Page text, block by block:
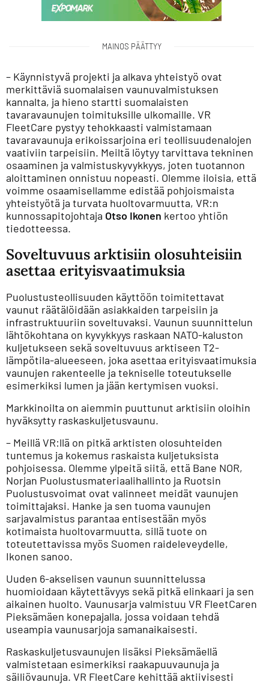
MAINOS PÄÄTTYY
– Käynnistyvä projekti ja alkava yhteistyö ovat
merkittäviä suomalaisen vaunuvalmistuksen
kannalta, ja hieno startti suomalaisten
tavaravaunujen toimituksille ulkomaille. VR
FleetCare pystyy tehokkaasti valmistamaan
tavaravaunuja erikoissarjoina eri teollisuudenalojen
vaativiin tarpeisiin. Meiltä löytyy tarvittava tekninen
osaaminen ja valmistuskyvykkyys, joten tuotannon
aloittaminen onnistuu nopeasti. Olemme iloisia, että
voimme osaamisellamme edistää pohjoismaista
yhteistyötä ja turvata huoltovarmuutta, VR:n
kunnossapitojohtaja Otso Ikonen kertoo yhtiön
tiedotteessa.
Soveltuvuus arktisiin olosuhteisiin
asettaa erityisvaatimuksia
Puolustusteollisuuden käyttöön toimitettavat
vaunut räätälöidään asiakkaiden tarpeisiin ja
infrastruktuuriin soveltuvaksi. Vaunun suunnittelun
lähtökohtana on kyvykkyys raskaan NATO-kaluston
kuljetukseen sekä soveltuvuus arktiseen T2-
lämpötila-alueeseen, joka asettaa erityisvaatimuksia
vaunujen rakenteelle ja tekniselle toteutukselle
esimerkiksi lumen ja jään kertymisen vuoksi.
Markkinoilta on aiemmin puuttunut arktisiin oloihin
hyväksytty raskaskuljetusvaunu.
– Meillä VR:llä on pitkä arktisten olosuhteiden
tuntemus ja kokemus raskaista kuljetuksista
pohjoisessa. Olemme ylpeitä siitä, että Bane NOR,
Norjan Puolustusmateriaalihallinto ja Ruotsin
Puolustusvoimat ovat valinneet meidät vaunujen
toimittajaksi. Hanke ja sen tuoma vaunujen
sarjavalmistus parantaa entisestään myös
kotimaista huoltovarmuutta, sillä tuote on
toteutettavissa myös Suomen raideleveydelle,
Ikonen sanoo.
Uuden 6-akselisen vaunun suunnittelussa
huomioidaan käytettävyys sekä pitkä elinkaari ja sen
aikainen huolto. Vaunusarja valmistuu VR FleetCaren
Pieksämäen konepajalla, jossa voidaan tehdä
useampia vaunusarjoja samanaikaisesti.
Raskaskuljetusvaunujen lisäksi Pieksämäellä
valmistetaan esimerkiksi raakapuuvaunuja ja
säiliövaunuja. VR FleetCare kehittää aktiivisesti